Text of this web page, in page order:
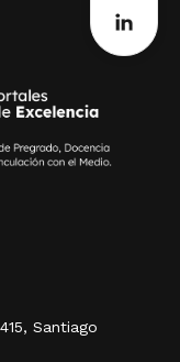
Santiago